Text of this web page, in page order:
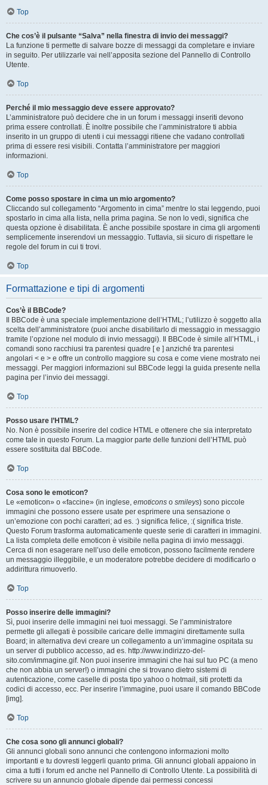
Top
Che cos’è il pulsante “Salva” nella finestra di invio dei messaggi?
La funzione ti permette di salvare bozze di messaggi da completare e inviare
in seguito. Per utilizzarle vai nell’apposita sezione del Pannello di Controllo
Utente.
Top
Perché il mio messaggio deve essere approvato?
L’amministratore può decidere che in un forum i messaggi inseriti devono
prima essere controllati. È inoltre possibile che l’amministratore ti abbia
inserito in un gruppo di utenti i cui messaggi ritiene che vadano controllati
prima di essere resi visibili. Contatta l’amministratore per maggiori
informazioni.
Top
Come posso spostare in cima un mio argomento?
Cliccando sul collegamento “Argomento in cima” mentre lo stai leggendo, puoi
spostarlo in cima alla lista, nella prima pagina. Se non lo vedi, significa che
questa opzione è disabilitata. È anche possibile spostare in cima gli argomenti
semplicemente inserendovi un messaggio. Tuttavia, sii sicuro di rispettare le
regole del forum in cui ti trovi.
Top
Formattazione e tipi di argomenti
Cos’è il BBCode?
Il BBCode è una speciale implementazione dell’HTML; l’utilizzo è soggetto alla
scelta dell’amministratore (puoi anche disabilitarlo di messaggio in messaggio
tramite l’opzione nel modulo di invio messaggi). Il BBCode è simile all’HTML, i
comandi sono racchiusi tra parentesi quadre [ e ] anziché tra parentesi
angolari < e > e offre un controllo maggiore su cosa e come viene mostrato nei
messaggi. Per maggiori informazioni sul BBCode leggi la guida presente nella
pagina per l’invio dei messaggi.
Top
Posso usare l’HTML?
No. Non è possibile inserire del codice HTML e ottenere che sia interpretato
come tale in questo Forum. La maggior parte delle funzioni dell’HTML può
essere sostituita dal BBCode.
Top
Cosa sono le emoticon?
Le «emoticon» o «faccine» (in inglese, emoticons o smileys) sono piccole
immagini che possono essere usate per esprimere una sensazione o
un’emozione con pochi caratteri; ad es. :) significa felice, :( significa triste.
Questo Forum trasforma automaticamente queste serie di caratteri in immagini.
La lista completa delle emoticon è visibile nella pagina di invio messaggi.
Cerca di non esagerare nell’uso delle emoticon, possono facilmente rendere
un messaggio illeggibile, e un moderatore potrebbe decidere di modificarlo o
addirittura rimuoverlo.
Top
Posso inserire delle immagini?
Sì, puoi inserire delle immagini nei tuoi messaggi. Se l’amministratore
permette gli allegati è possibile caricare delle immagini direttamente sulla
Board; in alternativa devi creare un collegamento a un’immagine ospitata su
un server di pubblico accesso, ad es. http://www.indirizzo-del-
sito.com/immagine.gif. Non puoi inserire immagini che hai sul tuo PC (a meno
che non abbia un server!) o immagini che si trovano dietro sistemi di
autenticazione, come caselle di posta tipo yahoo o hotmail, siti protetti da
codici di accesso, ecc. Per inserire l’immagine, puoi usare il comando BBCode
[img].
Top
Che cosa sono gli annunci globali?
Gli annunci globali sono annunci che contengono informazioni molto
importanti e tu dovresti leggerli quanto prima. Gli annunci globali appaiono in
cima a tutti i forum ed anche nel Pannello di Controllo Utente. La possibilità di
scrivere su un annuncio globale dipende dai permessi concessi